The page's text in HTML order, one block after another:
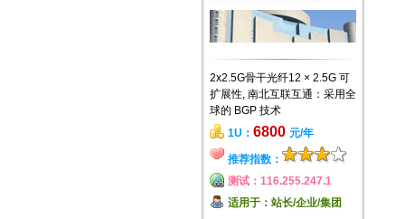
2x2.5G骨干光纤12 × 2.5G 可
扩展性, 南北互联互通：采用全
球的 BGP 技术
1U： 6800 元/年
推荐指数：
测试：116.255.247.1
适用于：站长/企业/集团